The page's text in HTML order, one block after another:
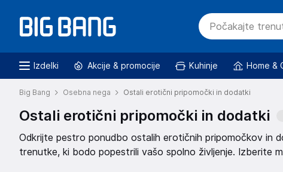
Izdelki Akcije & promocije Kuhinje Home &
Big Bang Osebna nega Ostali erotični pripomočki in dodatki
Ostali erotični pripomočki in dodatki
Odkrijte pestro ponudbo ostalih erotičnih pripomočkov in
trenutke, ki bodo popestrili vašo spolno življenje. Izberite